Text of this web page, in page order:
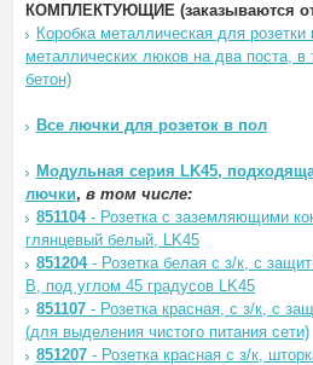
КОМПЛЕКТУЮЩИЕ (заказываются
Коробка металлическая для
металлических люков на два поста,
бетон)
Все лючки для розеток в пол
Модульная серия LK45,
лючки, в том числе:
851104- Розетка с заземляющими
глянцевый белый, LK45
851204- Розетка белая с з/к, с
В, под углом 45 градусов LK45
851107 - Розетка красная, с з/к, с
(для выделения чиcтого питания сети)
851207 - Розетка красная с з/к,